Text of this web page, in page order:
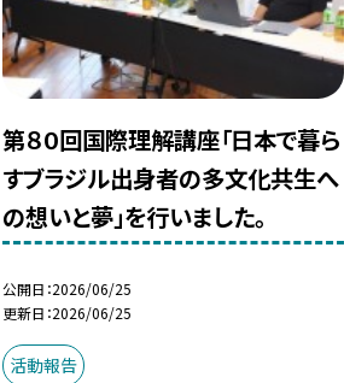
第８０回国際理解講座「日本で暮ら
すブラジル出身者の多文化共生へ
の想いと夢」を行いました。
公開日 2026/06/25
更新日 2026/06/25
活動報告